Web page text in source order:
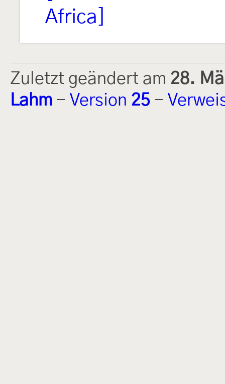
Africa]
Zuletzt geändert am 28.
Lahm - Version 25 -